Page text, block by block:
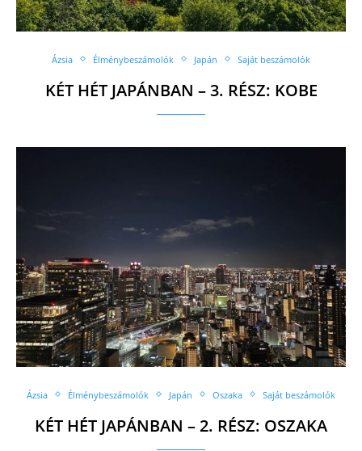
Ázsia Élménybeszámolók Japán Saját beszámolók
KÉT HÉT JAPÁNBAN – 3. RÉSZ: KOBE
Ázsia Élménybeszámolók Japán Oszaka Saját beszámolók
KÉT HÉT JAPÁNBAN – 2. RÉSZ: OSZAKA